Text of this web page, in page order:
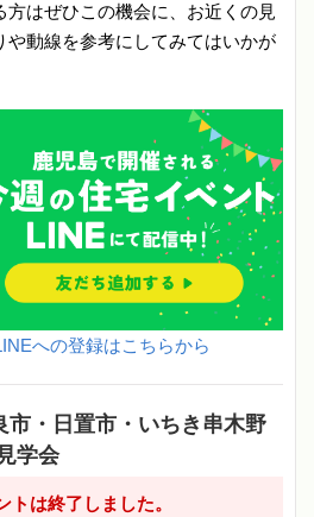
方はぜひこの機会に、お近くの見
や動線を参考にしてみてはいかが
への登録はこちらから
市・日置市・いちき串木野
学会
トは終了しました。